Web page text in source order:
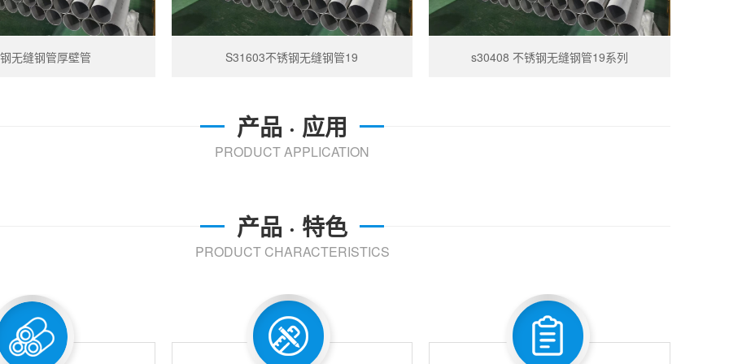
无缝钢管厚壁管 S31603不锈钢无缝钢管19 s30408 不锈钢无缝钢管19系列
产品 · 应用
PRODUCT APPLICATION
产品 · 特色
PRODUCT CHARACTERISTICS